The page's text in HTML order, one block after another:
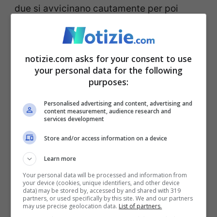
due si avvicinano cautamente per poi
rendersi conto di essersi imbattuti in
qualcosa di anomalo. Grande e di colore
biancoaveva tutte le sembianze di uno
scheletro , ma le sue dimensioni colpirono
esperti, la rivelazione li sorprese in modo
notevole. Mai avevano visto un reperto di
quel tipo e nel corso di questi quattro anni
lo hanno analizzato arrivando solo oggi a
una conclusione. Pubblicata sulla rivista
Plos One, quel fossile si è rivelato essere
notizie.com asks for your consent to use
your personal data for the following
purposes:
Personalised advertising and content, advertising and
content measurement, audience research and
services development
Store and/or access information on a device
Learn more
Your personal data will be processed and information from
your device (cookies, unique identifiers, and other device
data) may be stored by, accessed by and shared with 319
partners, or used specifically by this site. We and our partners
may use precise geolocation data. List of partners.